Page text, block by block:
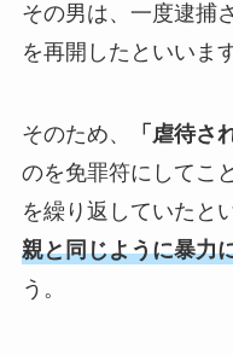
その男は、一度逮捕
を再開したといいます
そのため、 「虐待さ
のを免罪符にしてこ
を繰り返していたと
親と同じように暴力
う。